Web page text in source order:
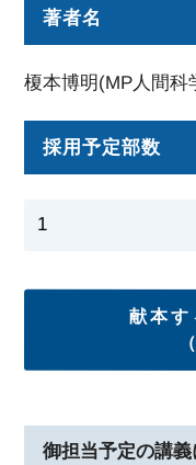
著者名
榎本博明(MP人間
採用予定部数
献本す
御担当予定の講義